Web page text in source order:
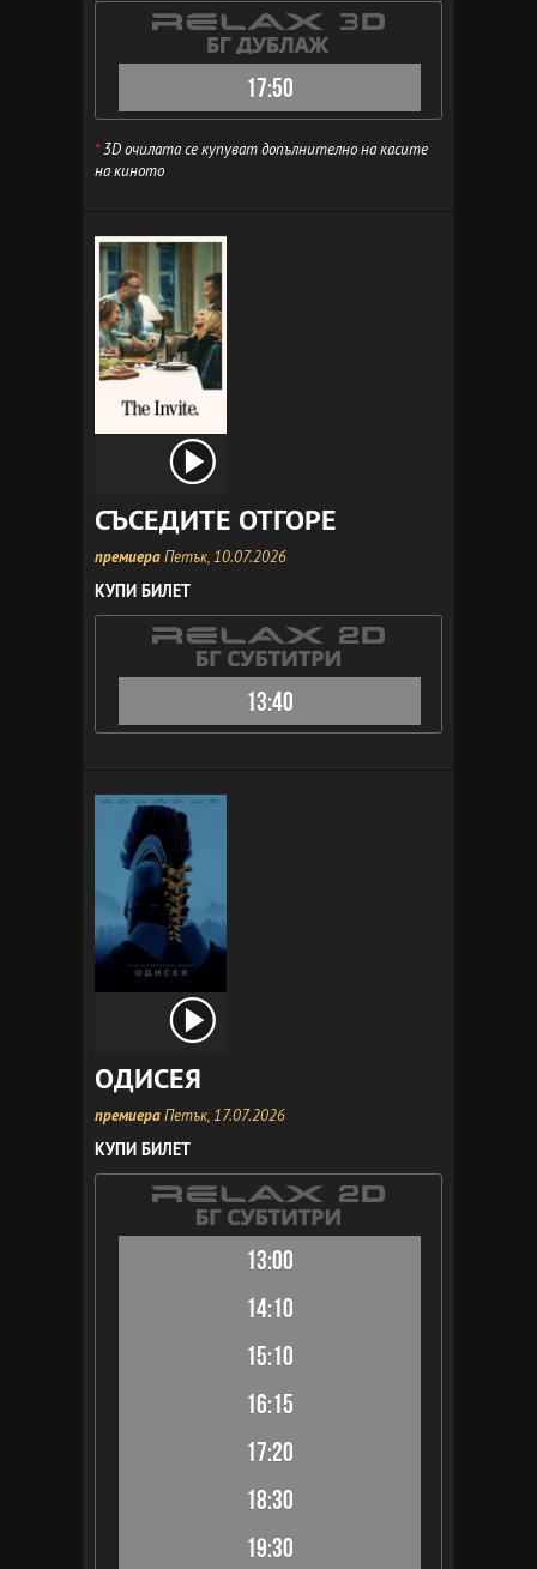
17:50
*3D очилата се купуват допълнително на касите
на киното
СЪСЕДИТЕ ОТГОРЕ
премиераПетък, 10.07.2026
КУПИ БИЛЕТ
13:40
ОДИСЕЯ
премиераПетък, 17.07.2026
КУПИ БИЛЕТ
13:00
14:10
15:10
16:15
17:20
18:30
19:30